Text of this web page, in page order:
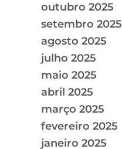
outubro 2025
setembro 2025
agosto 2025
julho 2025
maio 2025
abril 2025
março 2025
fevereiro 2025
janeiro 2025